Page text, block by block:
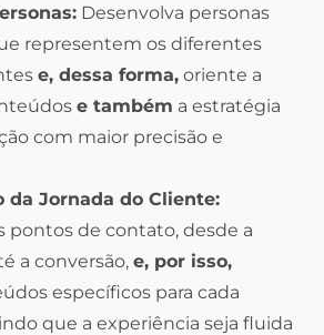
Desenvolva personas
representem os diferentes
e, dessa forma, oriente a
e também a estratégia
com maior precisão e
da Jornada do Cliente:
pontos de contato, desde a
a conversão, e, por isso,
específicos para cada
que a experiência seja fluida